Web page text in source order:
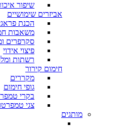
שיפור
אביזרים שימושיים
הכנת
משאבות
סקרפרים
פיצוי אידוי
רשתות
חימום קירור
מקררים
גופי חימום
בקרי
צגי
מותגים